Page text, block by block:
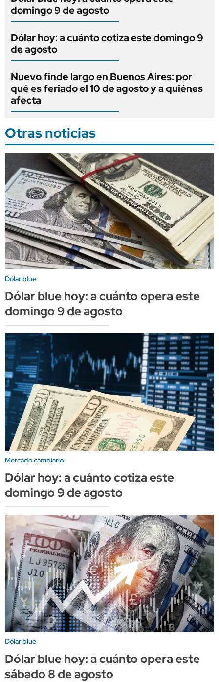
domingo 9 de agosto
Dólar hoy: a cuánto cotiza este domingo 9
de agosto
Nuevo finde largo en Buenos Aires: por
qué es feriado el 10 de agosto y a quiénes
afecta
Otras noticias
Dólar blue
Dólar blue hoy: a cuánto opera este
domingo 9 de agosto
Mercado cambiario
Dólar hoy: a cuánto cotiza este
domingo 9 de agosto
Dólar blue
Dólar blue hoy: a cuánto opera este
sábado 8 de agosto